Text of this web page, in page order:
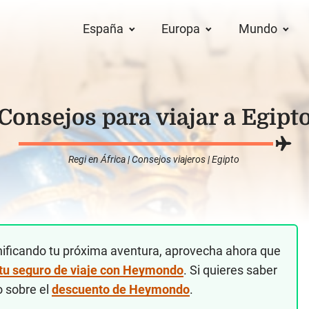
España Europa Mundo
para viajar a
Regien África|Consejos viajeros|Egipto
tu próxima aventura, aprovecha ahora que
seguro de viaje con Heymondo. Si quieres saber
el descuento de Heymondo.